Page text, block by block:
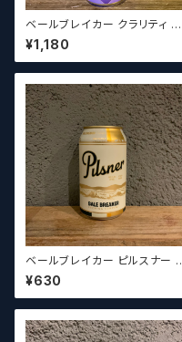
ベールブレイカー クラリティ レ
アリティ / Bale Breaker Clari
ty Rarity 【クラフトビールシザ
ーズ】
¥1,180
ベールブレイカー ピルスナー /
Bale Breaker Pilsner【クラフ
トビールシザーズ】
¥630